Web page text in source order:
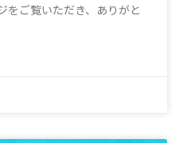
をご覧いただき、ありがと